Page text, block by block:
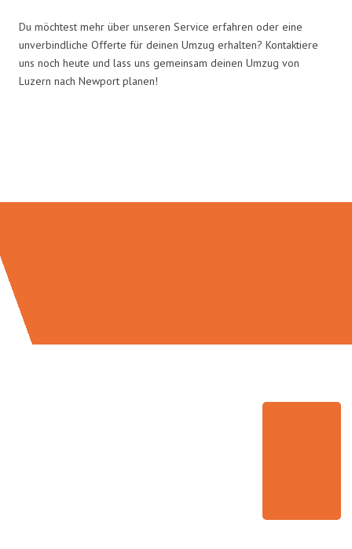
Du möchtest mehr über unseren Service erfahren oder eine
unverbindliche Offerte für deinen Umzug erhalten? Kontaktiere
uns noch heute und lass uns gemeinsam deinen Umzug von
Luzern nach Newport planen!